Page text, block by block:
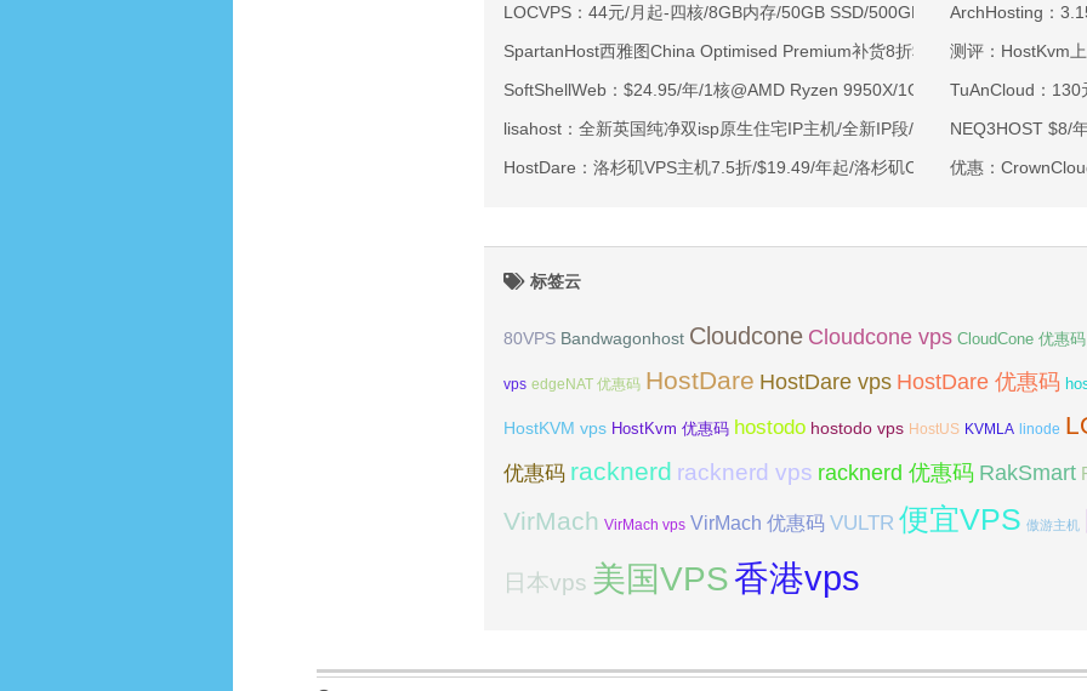
LOCVPS：44元/月起-四核/8GB内存/50GB SSD/500GB@40Mbps/香港标准
SpartanHost西雅图China Optimised Premium补货8折$19.2/月起-四核AMD
SoftShellWeb：$24.95/年/1核@AMD Ryzen 9950X/1GB内存/20GB NVMe
lisahost：全新英国纯净双isp原生住宅IP主机/全新IP段/全新宿主机/9折月付61
HostDare：洛杉矶VPS主机7.5折/$19.49/年起/洛杉矶CN2 GIA/日本/保加利
ArchHosting：
测评：HostKvm
TuAnCloud：130
NEQ3HOST $8/
优惠：
标签云
80VPS Bandwagonhost Cloudcone Cloudcone vps CloudCone 优惠码
vps edgeNAT 优惠码 HostDare HostDare vps HostDare 优惠码
HostKVM vps HostKvm 优惠码 hostodo hostodo vps HostUS KVMLA linode
优惠码 racknerd racknerd vps racknerd 优惠码 RakSmart
VirMach VirMach vps VirMach 优惠码 VULTR 便宜VPS 傲游主机
日本vps 美国VPS香港vps